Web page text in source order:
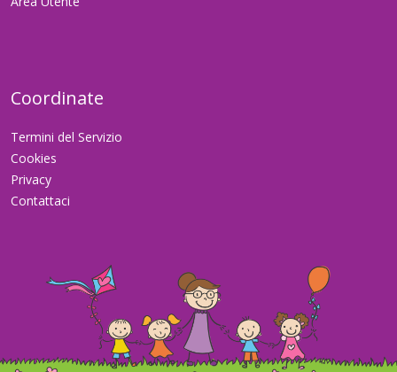
Coordinate
Termini del Servizio
Cookies
Privacy
Contattaci